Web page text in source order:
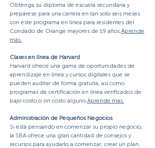
Obtenga su diploma de escuela secundaria y
prepárese para una carrera en tan solo seis meses
con este programa en línea para residentes del
Condado de Orange mayores de 19 años.Aprende
más.
Clases en línea de Harvard
Harvard ofrece una gama de oportunidades de
aprendizaje en línea y cursos digitales que se
pueden auditar de forma gratuita, así como
programas de certificación en línea verificados de
bajo costo o sin costo alguno.Aprende más.
Administración de Pequeños Negocios
Si está pensando en comenzar su propio negocio,
la SBA ofrece una gran cantidad de consejos y
recursos para ayudarlo a comenzar, crear un plan,